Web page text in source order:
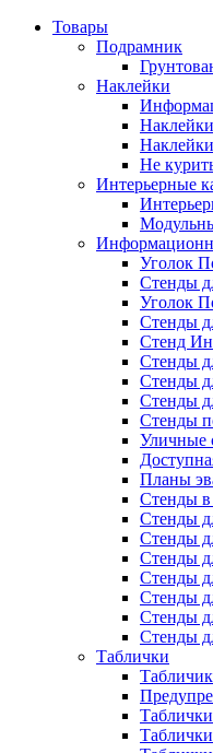
Товары
Подрамник
Наклейки
Не
Интерьерные
Уголок
Стенды
Уголок
Стенды
Стенд
Стенды
Стенды
Стенды
Стенды
Уличные
Планы
Стенды в
Стенды
Стенды
Стенды
Стенды
Стенды
Стенды
Стенды
Таблички